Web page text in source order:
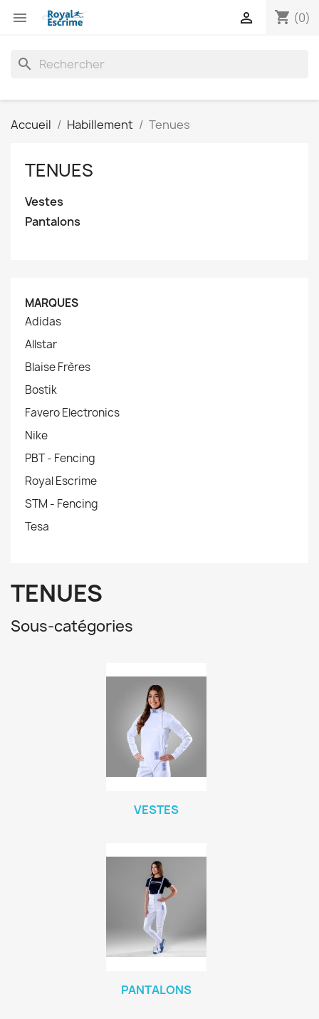
 shopping_cart (0)

search
Accueil Habillement Tenues
TENUES
Vestes
Pantalons
MARQUES
Adidas
Allstar
Blaise Frères
Bostik
Favero Electronics
Nike
PBT - Fencing
Royal Escrime
STM - Fencing
Tesa
TENUES
Sous-catégories
VESTES
PANTALONS